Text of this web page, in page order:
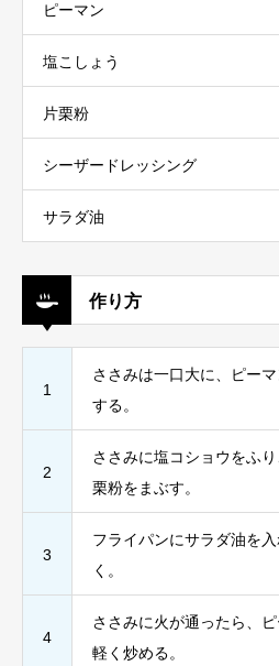
ピーマン
塩こしょう
片栗粉
シーザードレッシング
サラダ油
作り方
1
ささみは一口大に、ピー
する。
2
ささみに塩コショウをふ
栗粉をまぶす。
3
フライパンにサラダ油を
く。
4
ささみに火が通ったら、
軽く炒める。